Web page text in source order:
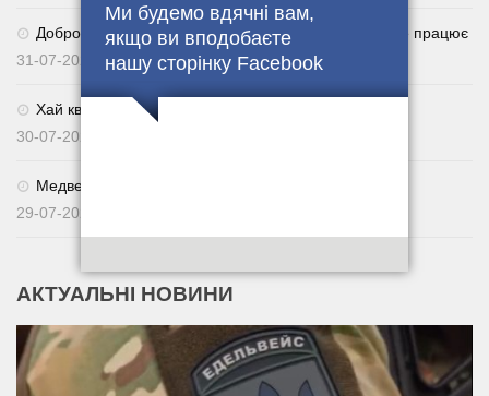
Ми будемо вдячні вам,
якщо ви вподобаєте
нашу сторінку Facebook
Добровільне повернення із СЗЧ через Армія+: як це працює
31-07-2026
Хай квітне українське поле. 🌾🇺🇦
30-07-2026
Медведчуку оголосили нову підозру
29-07-2026
АКТУАЛЬНІ НОВИНИ